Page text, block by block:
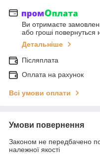
Ви отримаєте
або гроші повернуться
Детальніше
Післяплата
Оплата на рахунок
Всі умови оплати
Умови повернення
Законом не передбачено
належної якості